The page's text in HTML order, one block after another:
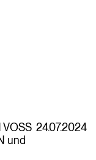
VOSS
und
24.07.2024